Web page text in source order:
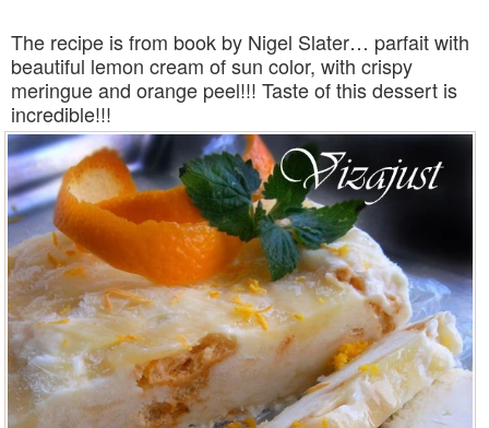
The recipe is from book by Nigel Slater… parfait with
beautiful lemon cream of sun color, with crispy
meringue and orange peel!!! Taste of this dessert is
incredible!!!